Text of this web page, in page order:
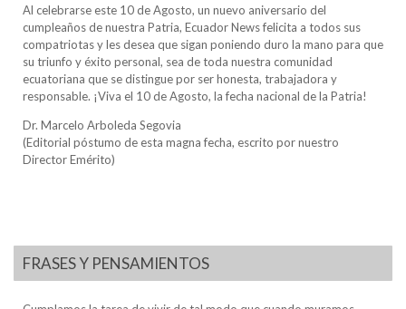
Al celebrarse este 10 de Agosto, un nuevo aniversario del
cumpleaños de nuestra Patria, Ecuador News felicita a todos sus
compatriotas y les desea que sigan poniendo duro la mano para que
su triunfo y éxito personal, sea de toda nuestra comunidad
ecuatoriana que se distingue por ser honesta, trabajadora y
responsable. ¡Viva el 10 de Agosto, la fecha nacional de la Patria!
Dr. Marcelo Arboleda Segovia
(Editorial póstumo de esta magna fecha, escrito por nuestro
Director Emérito)
FRASES Y PENSAMIENTOS